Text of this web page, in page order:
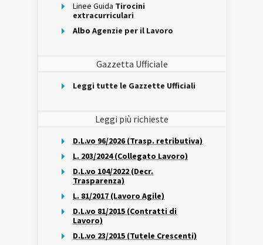
Linee Guida Tirocini
extracurriculari
Albo Agenzie per il Lavoro
Gazzetta Ufficiale
Leggi tutte le Gazzette Ufficiali
Leggi più richieste
D.L.vo 96/2026 (Trasp. retributiva)
L. 203/2024 (Collegato Lavoro)
D.L.vo 104/2022 (Decr.
Trasparenza)
L. 81/2017 (Lavoro Agile)
D.L.vo 81/2015 (Contratti di
Lavoro)
D.L.vo 23/2015 (Tutele Crescenti)